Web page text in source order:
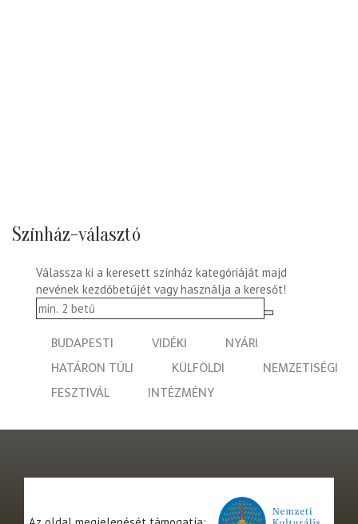
Színház-választó
Válassza ki a keresett színház kategóriáját majd
nevének kezdőbetűjét vagy használja a keresőt!
BUDAPESTI VIDÉKI
NYÁRI
HATÁRON TÚLI
KÜLFÖLDI
NEMZETISÉGI
FESZTIVÁL
INTÉZMÉNY